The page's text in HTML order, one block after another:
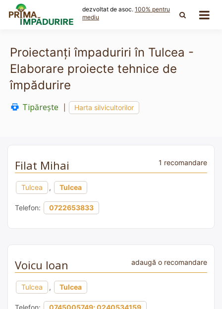
content
dezvoltat de asoc. 100% pentru
mediu
Proiectanți împaduriri în Tulcea -
Elaborare proiecte tehnice de
împădurire
Tipărește Harta silvicultorilor
Filat Mihai 1 recomandare
Tulcea , Tulcea
Telefon: 0722653833
Voicu Ioan adaugă o recomandare
Tulcea , Tulcea
Telefon: 0745005749; 0240534159